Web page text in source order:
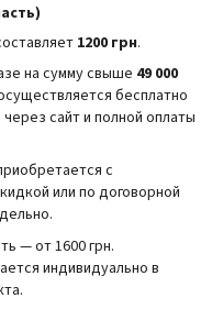
1200 грн.
на сумму свыше 49 000
бесплатно
сайт и полной оплаты
с
или по договорной
— от 1600 грн.
индивидуально в